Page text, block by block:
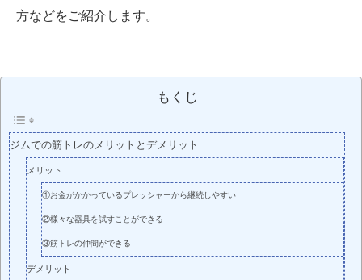
方などをご紹介します。
もくじ
ジムでの筋トレのメリットとデメリット
メリット
①お金がかかっているプレッシャーから継続しやすい
②様々な器具を試すことができる
③筋トレの仲間ができる
デメリット